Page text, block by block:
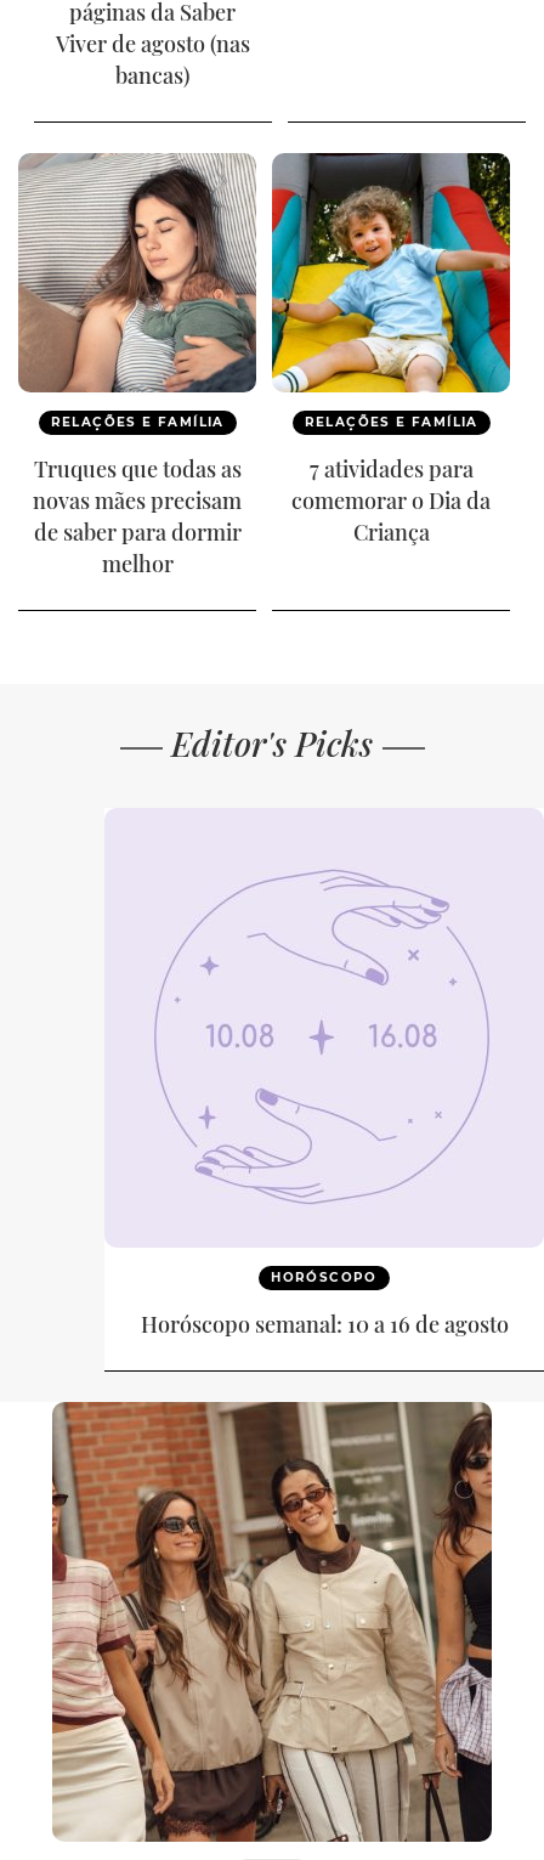
páginas da Saber
Viver de agosto (nas
bancas)
RELAÇÕES E FAMÍLIA
Truques que todas as
novas mães precisam
de saber para dormir
melhor
RELAÇÕES E FAMÍLIA
7 atividades para
comemorar o Dia da
Criança
Editor's Picks
HORÓSCOPO
Horóscopo semanal: 10 a 16 de agosto